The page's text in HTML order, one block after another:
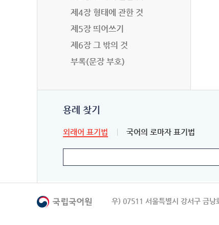
제4장 형태에 관한 것
제5장 띄어쓰기
제6장 그 밖의 것
부록(문장 부호)
용례 찾기
외래어 표기법 국어의 로마자 표기법
우) 07511 서울특별시 강서구 금